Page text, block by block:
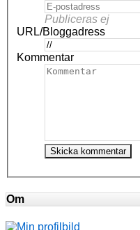
Publiceras ej
URL/Bloggadress
Kommentar
Om